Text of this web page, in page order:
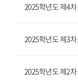
2025학년도 제4
2025학년도 제3
2025학년도 제2